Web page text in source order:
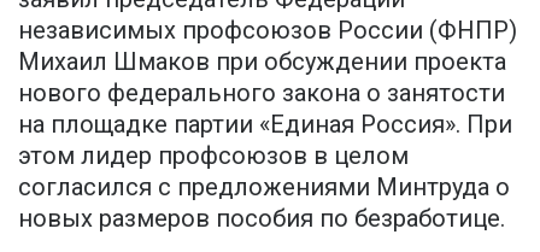
независимых профсоюзов России (ФНПР)
Михаил Шмаков при обсуждении проекта
нового федерального закона о занятости
на площадке партии «Единая Россия». При
этом лидер профсоюзов в целом
согласился с предложениями Минтруда о
новых размеров пособия по безработице.